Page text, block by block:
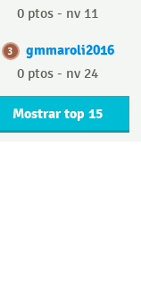
0 ptos - nv 11
3 gmmaroli2016
0 ptos - nv 24
Mostrar top 15